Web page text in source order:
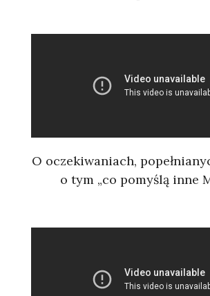
O oczekiwaniach,
o tym „co pomyślą inne